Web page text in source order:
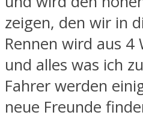
zeigen, den wir in
Rennen wird aus
und alles was ich
Fahrer werden
neue Freunde